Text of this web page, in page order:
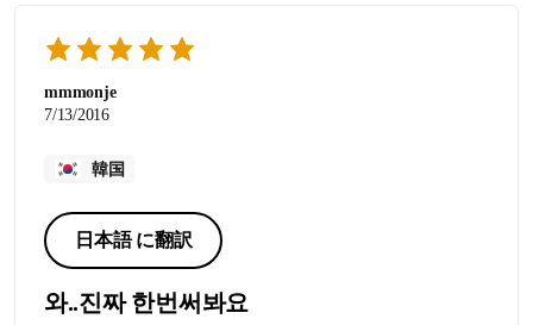
mmmonje
7/13/2016
韓国
日本語 に翻訳
와..진짜 한번써봐요